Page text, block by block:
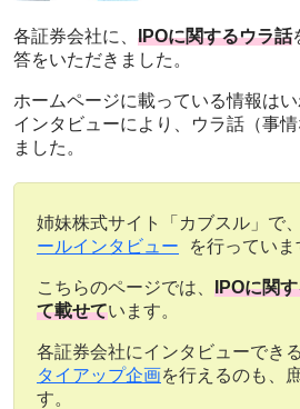
各証券会社に、 IPOに関するウラ話
答をいただきました。
ホームページに載っている情報はい
インタビューにより、ウラ話（事
ました。
姉妹株式サイト「カブスル」で、
ールインタビュー
を行っていま
こちらのページでは、 IPOに関
て載せています。
各証券会社にインタビューできる
タイアップ企画を行えるのも、
す。